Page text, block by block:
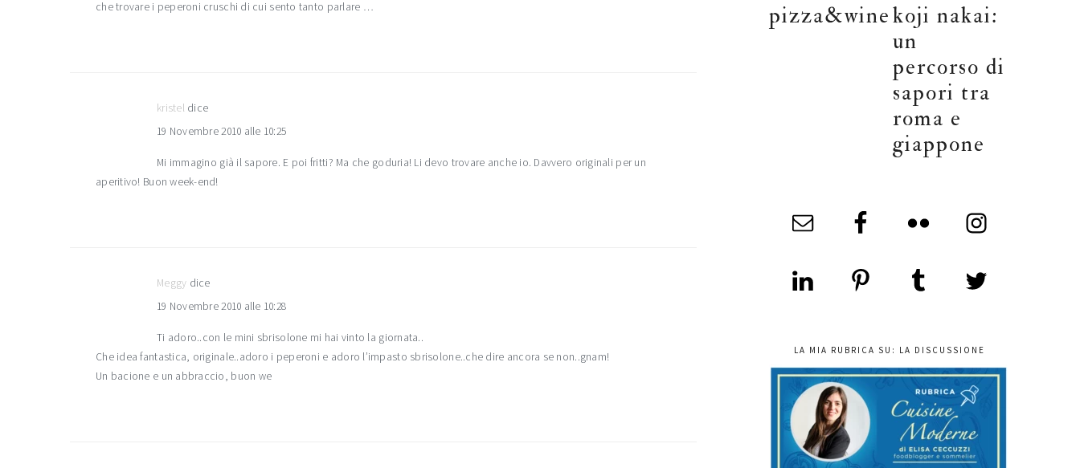
che trovare i peperoni cruschi di cui sento tanto parlare …
kristel dice
19 Novembre 2010 alle 10:25
Mi immagino già il sapore. E poi fritti? Ma che goduria! Li devo trovare anche io. Davvero originali per un
aperitivo! Buon week-end!
Meggy dice
19 Novembre 2010 alle 10:28
Ti adoro..con le mini sbrisolone mi hai vinto la giornata..
Che idea fantastica, originale..adoro i peperoni e adoro l’impasto sbrisolone..che dire ancora se non..gnam!
Un bacione e un abbraccio, buon we
pizza&winekoji nakai:
un
percorso di
sapori tra
roma e
giappone
LA MIA RUBRICA SU: LA DISCUSSIONE